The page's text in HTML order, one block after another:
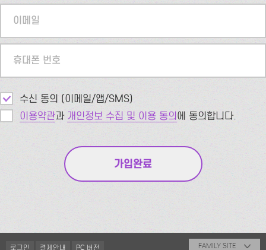
이메일
휴대폰 번호
수신 동의 (이메일/앱/SMS)
이용약관과 개인정보 수집 및 이용 동의에 동의합니다.
로그인 결제안내 PC 버전 FAMILY SITE